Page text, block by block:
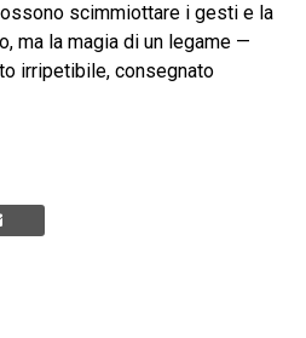
scimmiottare i gesti e la
ma la magia di un legame —
irripetibile, consegnato